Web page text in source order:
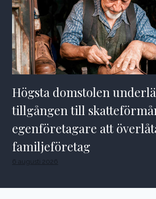
Högsta domstolen
tillgången till
egenföretagare att
familjeföretag
6 augusti 2026